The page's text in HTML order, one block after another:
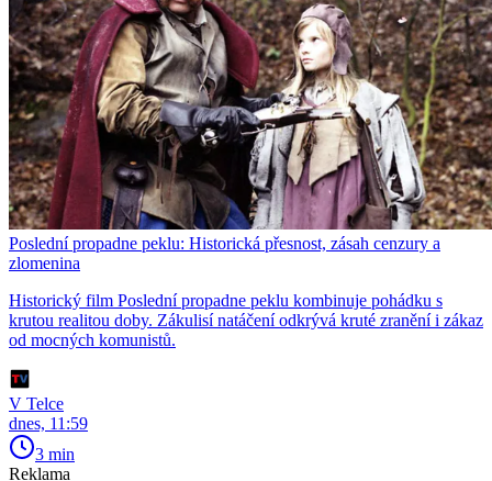
Poslední propadne peklu: Historická přesnost, zásah cenzury a
zlomenina
Historický film Poslední propadne peklu kombinuje pohádku s
krutou realitou doby. Zákulisí natáčení odkrývá kruté zranění i zákaz
od mocných komunistů.
V Telce
dnes, 11:59
3 min
Reklama